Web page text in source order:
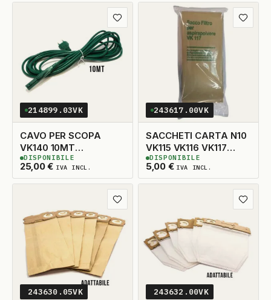
Aggiungi ai preferiti
214899.03VK
CAVO PER SCOPA
VK140 10MT
ORIGINALE
25,00€ IVA INCL.
3DISPONIBILI
DISPONIBILE
243617.00VK
SACCHETI CARTA N10
VK115 VK116 VK117
ADATTABILE
5,00 € IVA INCL.
2DISPONIBILI
DISPONIBILE
Aggiungi ai preferiti
243630.05VK 243632.00VK